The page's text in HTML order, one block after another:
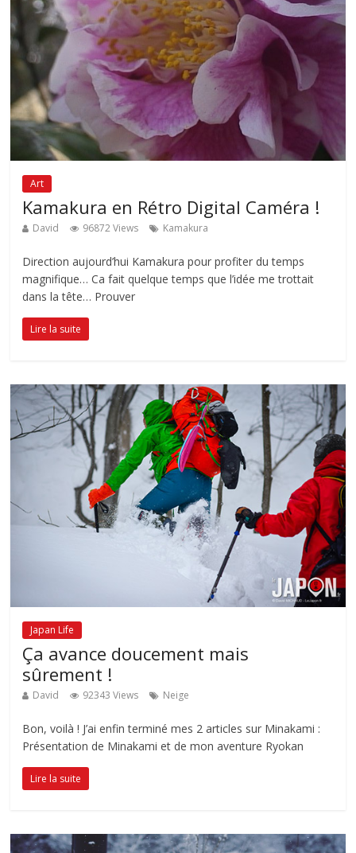
Art
Kamakura en Rétro Digital Caméra !
David 96872 Views Kamakura
Direction aujourd’hui Kamakura pour profiter du temps
magnifique… Ca fait quelque temps que l’idée me trottait
dans la tête… Prouver
Lire la suite
Japan Life
Ça avance doucement mais
sûrement !
David 92343 Views Neige
Bon, voilà ! J’ai enfin terminé mes 2 articles sur Minakami :
Présentation de Minakami et de mon aventure Ryokan
Lire la suite